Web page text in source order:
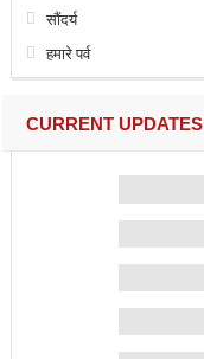
सौंदर्य
हमारे पर्व
CURRENT UPDATES